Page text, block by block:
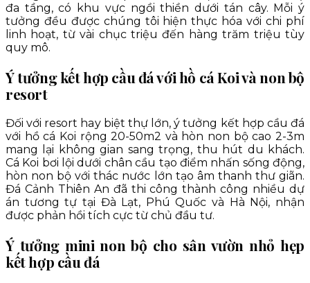
đa tầng, có khu vực ngồi thiền dưới tán cây. Mỗi ý
tưởng đều được chúng tôi hiện thực hóa với chi phí
linh hoạt, từ vài chục triệu đến hàng trăm triệu tùy
quy mô.
Ý tưởng kết hợp cầu đá với hồ cá Koi và non bộ
resort
Đối với resort hay biệt thự lớn, ý tưởng kết hợp cầu đá
với hồ cá Koi rộng 20-50m2 và hòn non bộ cao 2-3m
mang lại không gian sang trọng, thu hút du khách.
Cá Koi bơi lội dưới chân cầu tạo điểm nhấn sống động,
hòn non bộ với thác nước lớn tạo âm thanh thư giãn.
Đá Cảnh Thiên An đã thi công thành công nhiều dự
án tương tự tại Đà Lạt, Phú Quốc và Hà Nội, nhận
được phản hồi tích cực từ chủ đầu tư.
Ý tưởng mini non bộ cho sân vườn nhỏ hẹp
kết hợp cầu đá